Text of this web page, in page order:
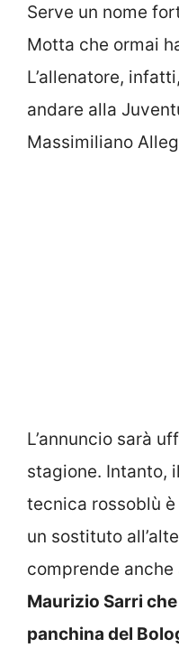
Serve un nome
Motta che ormai
L’allenatore,
andare alla
Massimiliano
L’annuncio sarà
stagione. Intanto,
tecnica rossoblù
un sostituto
comprende anche
Maurizio Sarri che
panchina del